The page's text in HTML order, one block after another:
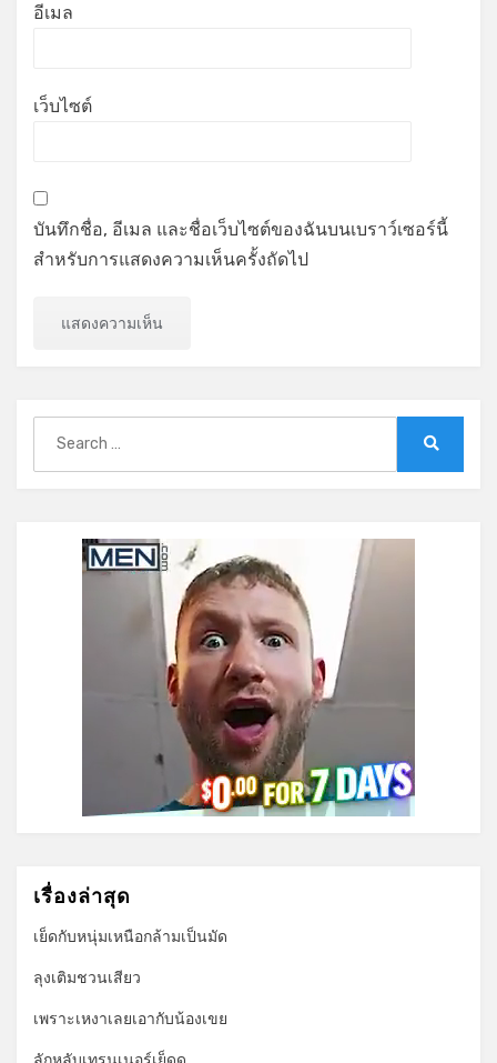
อีเมล
เว็บไซต์
บันทึกชื่อ, อีเมล และชื่อเว็บไซต์ของฉันบนเบราว์เซอร์นี้
สำหรับการแสดงความเห็นครั้งถัดไป
for:
เรื่องล่าสุด
เย็ดกับหนุ่มเหนือกล้ามเป็นมัด
ลุงเติมชวนเสียว
เพราะเหงาเลยเอากับน้องเขย